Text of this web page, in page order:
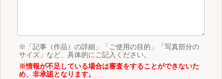
※「記事（作品）の詳細」「ご使用の目的」「写真部分の
サイズ」など、具体的にご記入ください。
※情報が不足している場合は審査をすることができないた
め、非承認となります。